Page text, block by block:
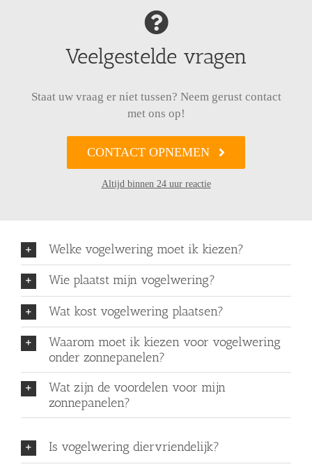
Veelgestelde vragen
Staat uw vraag er niet tussen? Neem gerust contact
met ons op!
CONTACT OPNEMEN
Altijd binnen 24 uur reactie
Welke vogelwering moet ik kiezen?
Wie plaatst mijn vogelwering?
Wat kost vogelwering plaatsen?
Waarom moet ik kiezen voor vogelwering
onder zonnepanelen?
Wat zijn de voordelen voor mijn
zonnepanelen?
Is vogelwering diervriendelijk?